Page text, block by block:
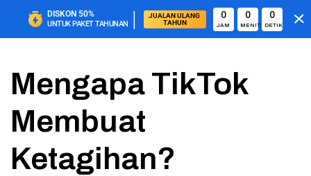
DISKON 50%
UNTUK PAKET TAHUNAN |
JUALAN ULANG
TAHUN
0
JAM
0
MENIT
0
DETIK
Mengapa TikTok
Membuat
Ketagihan?